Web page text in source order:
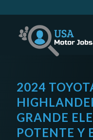
2024
GRANDE
POTENTE Y